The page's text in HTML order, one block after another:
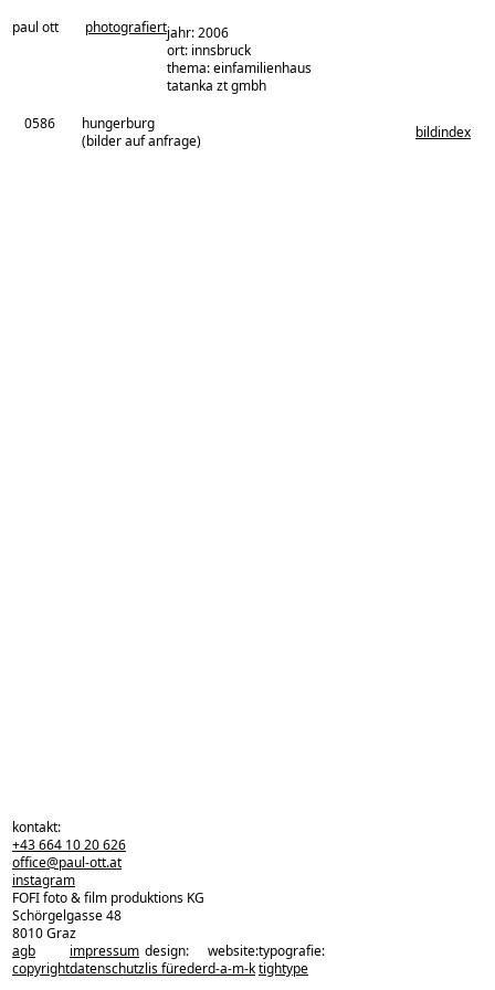
paul ott photografiertjahr: 2006
ort: innsbruck
thema: einfamilienhaus
architekturbüro:
tatanka zt gmbh
0586
hungerburg
(bilder auf anfrage)
bildindex
zurück zu den projekten
kontakt:
+43 664 10 20 626
office@paul-ott.at
instagram
FOFI foto & film produktions KG
Schörgelgasse 48
8010 Graz
agb
copyright
impressum
datenschutz
design:
lis füreder
website:
d-a-m-k
typografie:
tightype